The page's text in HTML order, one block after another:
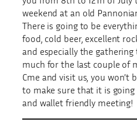
weekend at an old
There is going to be
food, cold beer, excellent
and especially the
much for the last couple of
Cme and visit us, you won’t
to make sure that it is
and wallet friendly meeting!